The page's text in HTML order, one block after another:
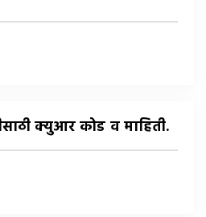
क्युआर कोड व माहिती.